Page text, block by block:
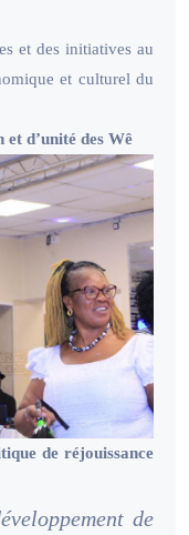
et des initiatives au
et culturel du
d’unité des Wê
de réjouissance
de